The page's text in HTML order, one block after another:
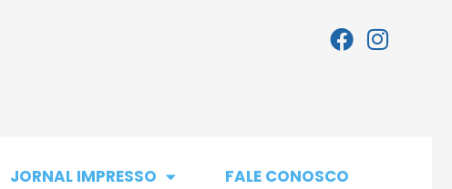
JORNAL IMPRESSO FALE CONOSCO